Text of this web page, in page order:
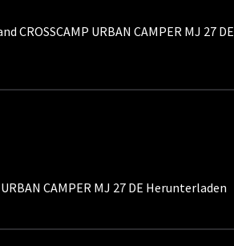
CROSSCAMP URBAN CAMPER MJ 27 DE
CAMPER MJ 27 DE Herunterladen